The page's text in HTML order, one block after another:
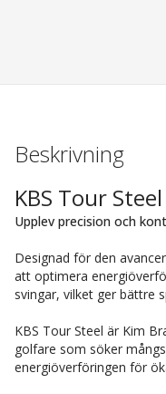
Beskrivning
KBS Tour
Upplev precision och
Designad för den
att optimera
svingar, vilket ger bättre
KBS Tour Steel är Kim
golfare som söker
energiöverföringen för